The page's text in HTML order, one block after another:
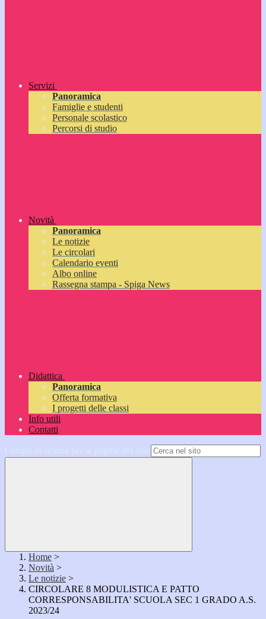
Servizi
Panoramica
Famiglie e studenti
Personale scolastico
Percorsi di studio
Novità
Panoramica
Le notizie
Le circolari
Calendario eventi
Albo online
Rassegna stampa - Spiga News
Didattica
Panoramica
Offerta formativa
I progetti delle classi
Info utili
Contatti
Home >
Novità >
Le notizie >
CIRCOLARE 8 MODULISTICA E PATTO
CORRESPONSABILITA' SCUOLA SEC 1 GRADO A.S.
2023/24